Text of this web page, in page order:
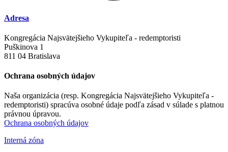
Adresa
Kongregácia Najsvätejšieho Vykupiteľa - redemptoristi
Puškinova 1
811 04 Bratislava
Ochrana osobných údajov
Naša organizácia (resp. Kongregácia Najsvätejšieho Vykupiteľa -
redemptoristi) spracúva osobné údaje podľa zásad v súlade s platnou
právnou úpravou.
Ochrana osobných údajov
Interná zóna